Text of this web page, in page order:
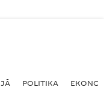
POLITIKA